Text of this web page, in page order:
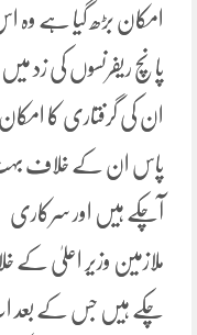
امکان بڑھ گیا ہے
پانچ ریفرنسوں کی زد
ان کی گرفتاری کا
پاس ان کے خلاف بہت
آچکے ہیں اور سرکاری
ملازمین وزیر اعلیٰ کے
چکے ہیں جس کے بعد